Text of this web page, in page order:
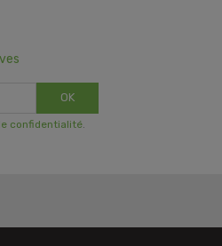
OK
confidentialité.